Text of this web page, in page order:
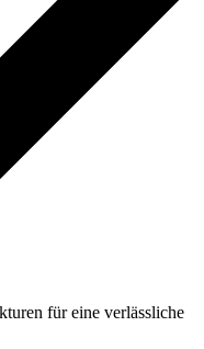
für eine verlässliche